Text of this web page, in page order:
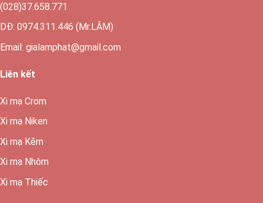
(028)37.658.771
DĐ: 0974.311.446 (Mr.LÂM)
Email: gialamphat@gmail.com
Liên kết
Xi mạ Crom
Xi mạ Niken
Xi mạ Kẽm
Xi mạ Nhôm
Xi mạ Thiếc